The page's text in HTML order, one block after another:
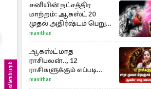
விளம்பரம்
சனியின் நட்சத்திர
மாற்றம்: ஆகஸ்ட் 20
முதல் அதிர்ஷ்டம் பெறும்
ராசிகள்!
manithan
ஆகஸ்ட் மாத
ராசிபலன்.., 12
ராசிகளுக்கும் எப்படி
இருக்கும்?
manithan